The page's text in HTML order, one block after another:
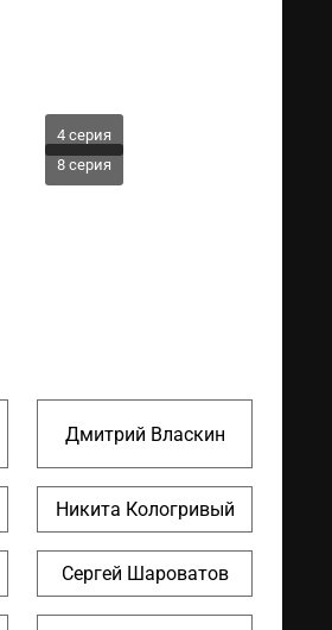
4 серия
8 серия
Дмитрий Власкин
Никита Кологривый
Сергей Шароватов